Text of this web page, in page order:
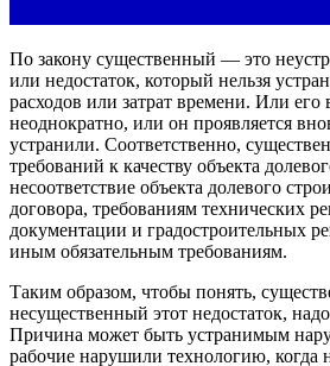
По закону существенный — это
или недостаток, который нельзя
расходов или затрат времени. Или его
неоднократно, или он проявляется
устранили. Соответственно,
требований к качеству объекта
несоответствие объекта долевого
договора, требованиям технических
документации и градостроительных
иным обязательным требованиям.
Таким образом, чтобы понять,
несущественный этот недостаток,
Причина может быть устранимым
рабочие нарушили технологию, когда